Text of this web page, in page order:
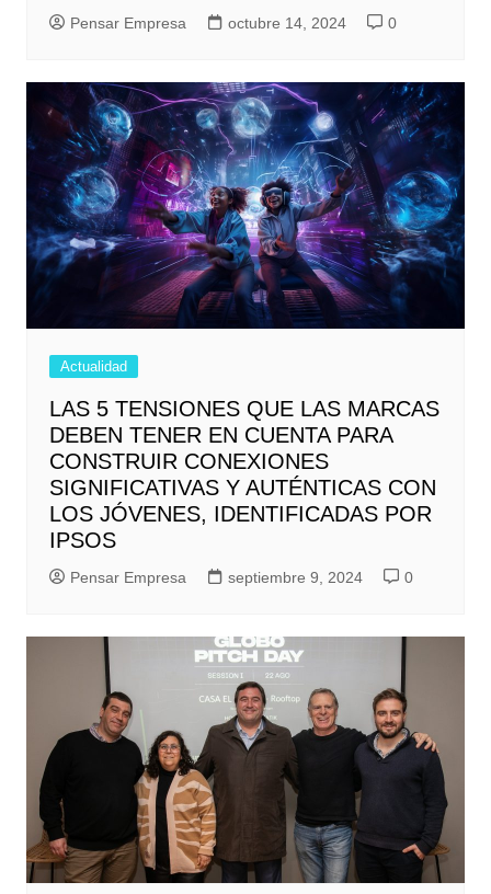
Pensar Empresa octubre 14, 2024 0
Actualidad
LAS 5 TENSIONES QUE LAS MARCAS
DEBEN TENER EN CUENTA PARA
CONSTRUIR CONEXIONES
SIGNIFICATIVAS Y AUTÉNTICAS CON
LOS JÓVENES, IDENTIFICADAS POR
IPSOS
Pensar Empresa septiembre 9, 2024 0